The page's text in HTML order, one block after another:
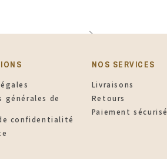
générales de
confidentialité
NOS SERVICES
Livraisons
Retours
Paiement sécurisé